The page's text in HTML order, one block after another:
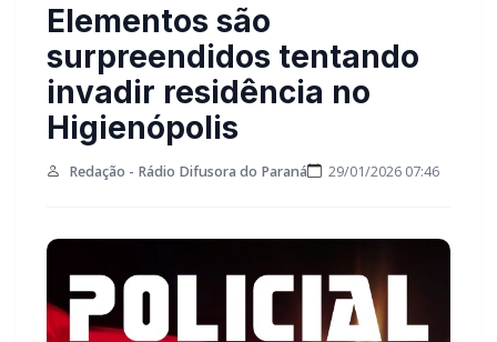
Elementos são
surpreendidos tentando
invadir residência no
Higienópolis
Redação - Rádio Difusora do Paraná 29/01/2026 07:46